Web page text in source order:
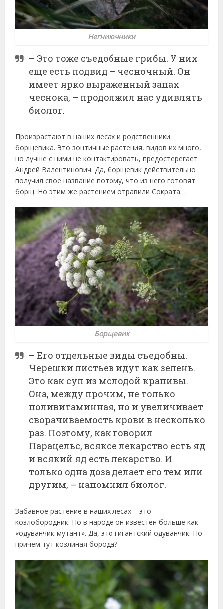
Негниючники
– Это тоже съедобные грибы. У них
еще есть подвид – чесночный. Он
имеет ярко выраженный запах
чеснока, – продолжил нас удивлять
биолог.
Произрастают в наших лесах и родственники
борщевика. Это зонтичные растения, видов их много,
но лучше с ними не контактировать, предостерегает
Андрей Валентинович. Да, борщевик действительно
получил свое название потому, что из него готовят
борщ. Но этим же растением отравили Сократа…
Борщевик
– Его отдельные виды съедобны.
Черешки листьев идут как зелень.
Это как суп из молодой крапивы.
Она, между прочим, не только
поливитаминная, но и увеличивает
сворачиваемость крови в несколько
раз. Поэтому, как говорил
Парацельс, всякое лекарство есть яд
и всякий яд есть лекарство. И
только одна доза делает его тем или
другим, – напомнил биолог.
Забавное растение в наших лесах – это
козлобородник. Но в народе он известен больше как
«одуванчик-мутант». Да, это гигантский одуванчик. Но
причем тут козлиная борода?